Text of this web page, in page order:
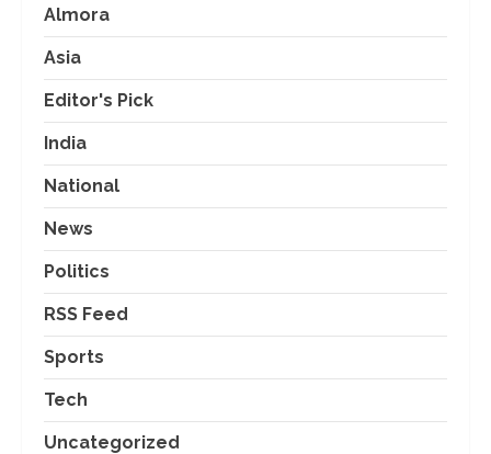
Almora
Asia
Editor's Pick
India
National
News
Politics
RSS Feed
Sports
Tech
Uncategorized